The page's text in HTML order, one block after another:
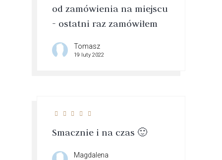
od zamówienia na miejscu
- ostatni raz zamówiłem
Tomasz
19 luty 2022
Smacznie i na czas 🙂
Magdalena